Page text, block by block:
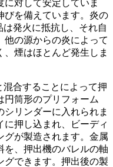
対して安定していま
びを備​​えています。炎の
発火に抵抗し、それ自
他の源からの炎によって
煙はほとんど発生しま
混合することによって押
円筒形のプリフォーム
リンダーに入れられま
押し込まれ、ビーディ
グが製造されます。金属
を、押出機のバレルの軸
グできます。押出後の製